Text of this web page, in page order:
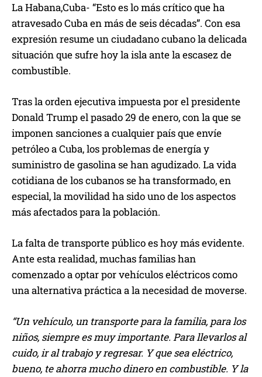
o
d
u
c
t
o
r
d
a
u
d
La Habana,Cuba- “Esto es lo más crítico que ha
atravesado Cuba en más de seis décadas”. Con esa
expresión resume un ciudadano cubano la delicada
situación que sufre hoy la isla ante la escasez de
combustible.
Tras la orden ejecutiva impuesta por el presidente
Donald Trump el pasado 29 de enero, con la que se
imponen sanciones a cualquier país que envíe
petróleo a Cuba, los problemas de energía y
suministro de gasolina se han agudizado. La vida
cotidiana de los cubanos se ha transformado, en
especial, la movilidad ha sido uno de los aspectos
más afectados para la población.
La falta de transporte público es hoy más evidente.
Ante esta realidad, muchas familias han
comenzado a optar por vehículos eléctricos como
una alternativa práctica a la necesidad de moverse.
“Un vehículo, un transporte para la familia, para los
niños, siempre es muy importante. Para llevarlos al
cuido, ir al trabajo y regresar. Y que sea eléctrico,
bueno, te ahorra mucho dinero en combustible. Y la